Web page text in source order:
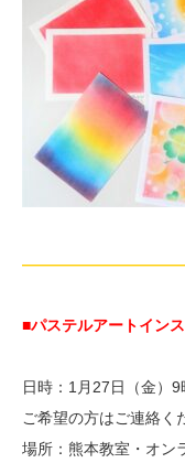
■パステルアートイン
日時：1月27日（金）9
ご希望の方はご連絡く
場所：熊本教室・オン